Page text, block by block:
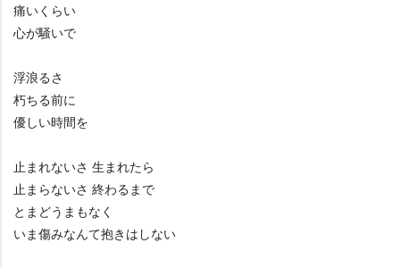
痛いくらい
心が騒いで
浮浪るさ
朽ちる前に
優しい時間を
止まれないさ 生まれたら
止まらないさ 終わるまで
とまどうまもなく
いま傷みなんて抱きはしない